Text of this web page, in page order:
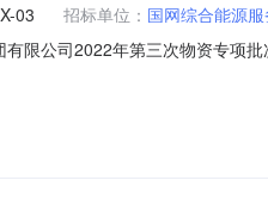
03 招标单位： 国网综合能源
有限公司2022年第三次物资专项
编码分包名称中标人